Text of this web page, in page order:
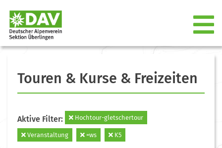
Touren & Kurse & Freizeiten
Aktive Filter: Hochtour-gletschertour
Veranstaltung =ws K5